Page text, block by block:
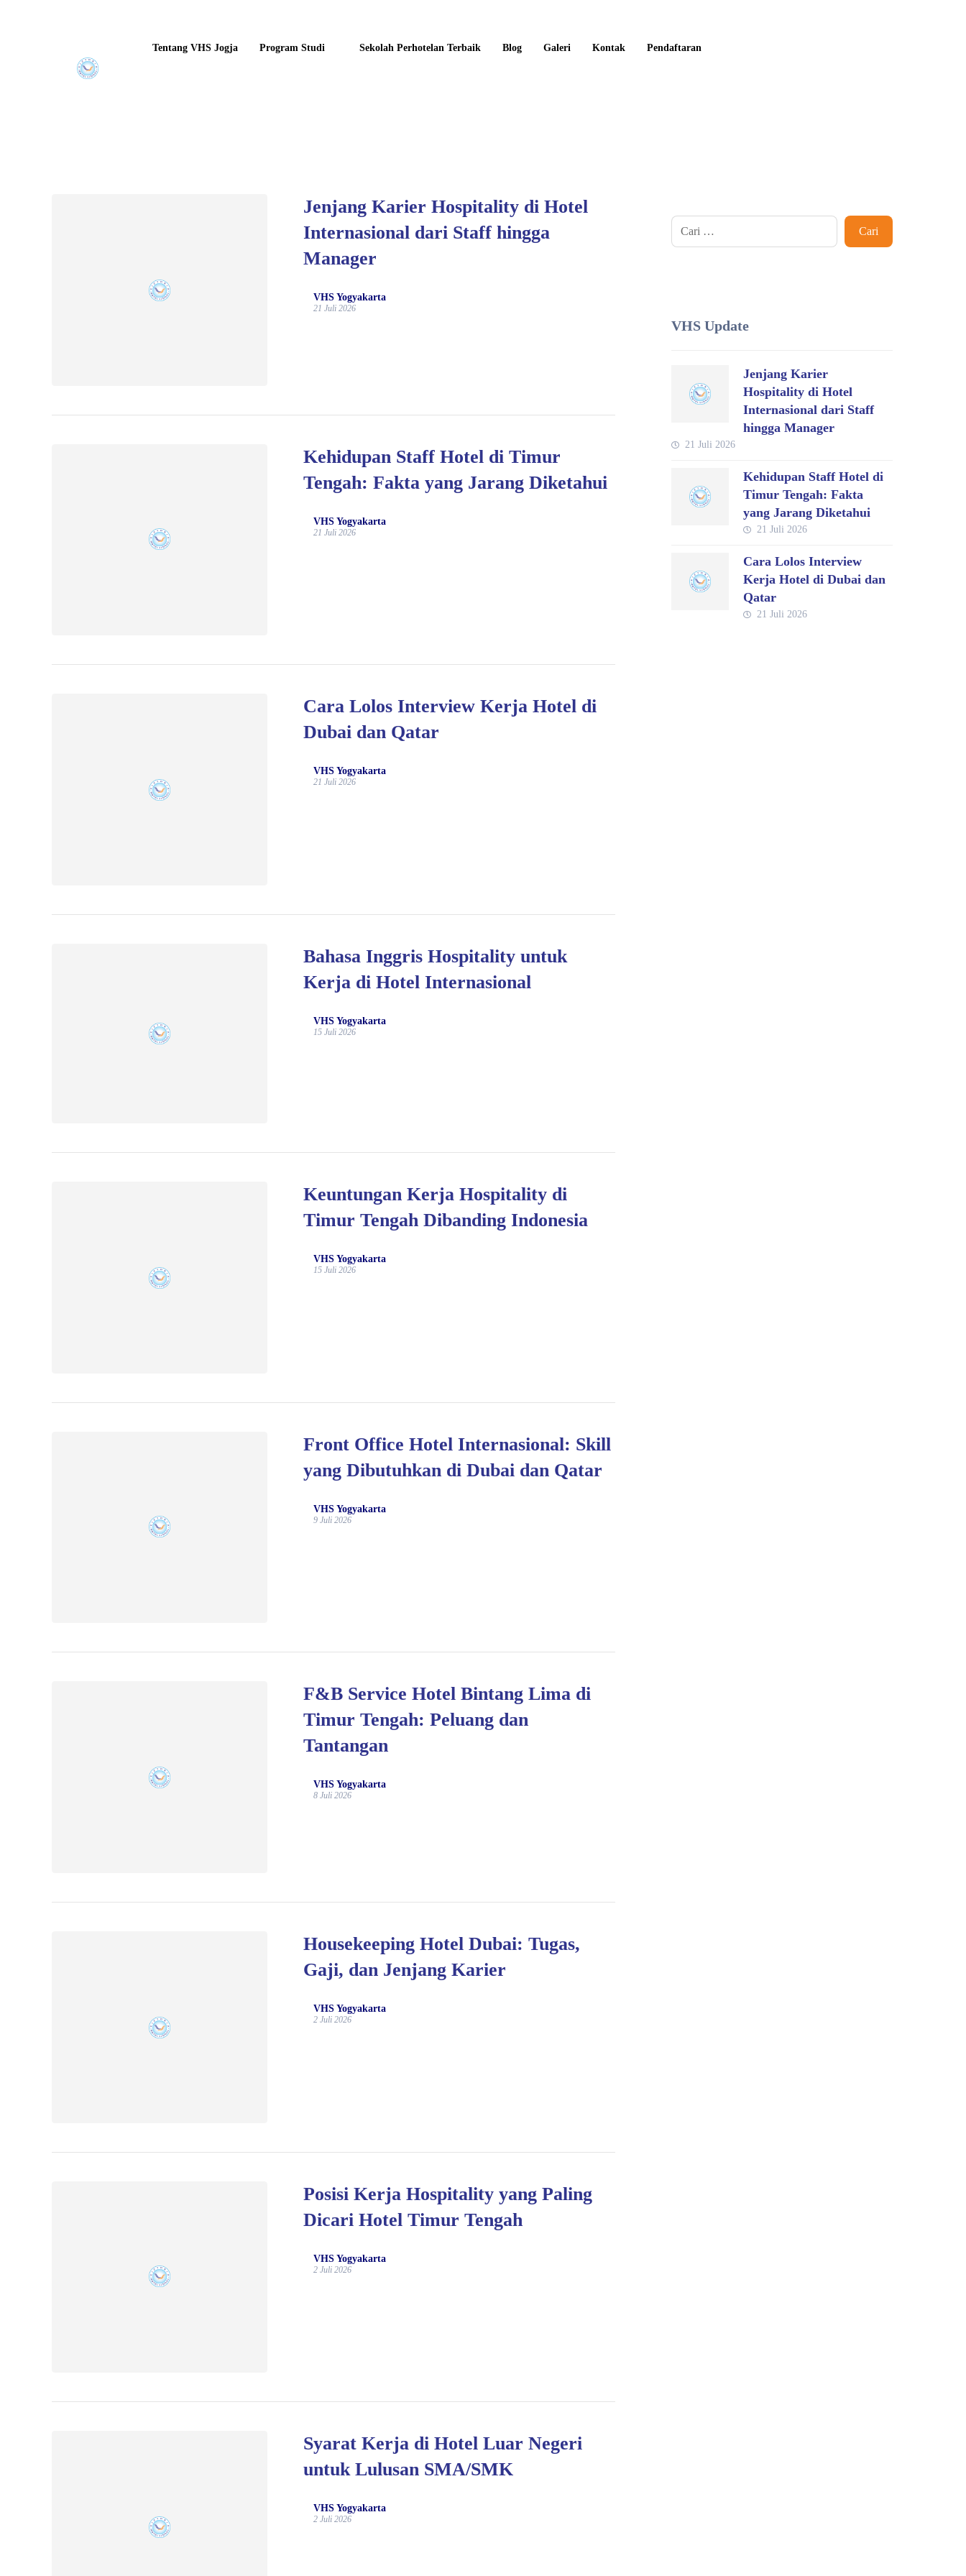
Tentang VHS Jogja Program Studi Sekolah Perhotelan Terbaik Blog Galeri Kontak Pendaftaran
Jenjang Karier Hospitality di Hotel
Internasional dari Staff hingga
Manager
VHS Yogyakarta
21 Juli 2026
Kehidupan Staff Hotel di Timur
Tengah: Fakta yang Jarang Diketahui
VHS Yogyakarta
21 Juli 2026
Cara Lolos Interview Kerja Hotel di
Dubai dan Qatar
VHS Yogyakarta
21 Juli 2026
Bahasa Inggris Hospitality untuk
Kerja di Hotel Internasional
VHS Yogyakarta
15 Juli 2026
Keuntungan Kerja Hospitality di
Timur Tengah Dibanding Indonesia
VHS Yogyakarta
15 Juli 2026
Front Office Hotel Internasional: Skill
yang Dibutuhkan di Dubai dan Qatar
VHS Yogyakarta
9 Juli 2026
F&B Service Hotel Bintang Lima di
Timur Tengah: Peluang dan
Tantangan
VHS Yogyakarta
8 Juli 2026
Housekeeping Hotel Dubai: Tugas,
Gaji, dan Jenjang Karier
VHS Yogyakarta
2 Juli 2026
Posisi Kerja Hospitality yang Paling
Dicari Hotel Timur Tengah
VHS Yogyakarta
2 Juli 2026
Syarat Kerja di Hotel Luar Negeri
untuk Lulusan SMA/SMK
VHS Yogyakarta
2 Juli 2026
VHS Update
Jenjang Karier
Hospitality di Hotel
Internasional dari Staff
hingga Manager
21 Juli 2026
Kehidupan Staff Hotel di
Timur Tengah: Fakta
yang Jarang Diketahui
21 Juli 2026
Cara Lolos Interview
Kerja Hotel di Dubai dan
Qatar
21 Juli 2026